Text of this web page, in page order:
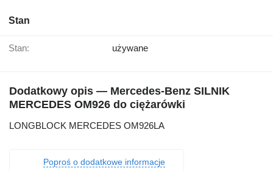
Stan
Stan: używane
Dodatkowy opis — Mercedes-Benz SILNIK
MERCEDES OM926 do ciężarówki
LONGBLOCK MERCEDES OM926LA
Poproś o dodatkowe informacje